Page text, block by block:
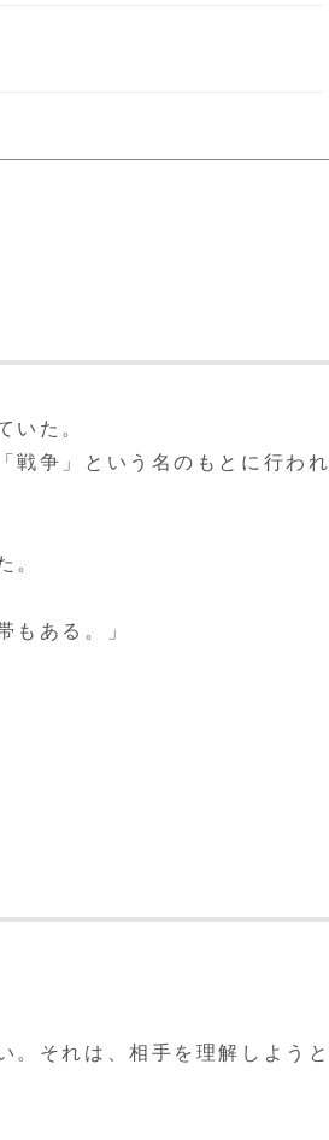
いた。
戦争」という名のもとに行わ
。
もある。」
。それは、相手を理解しよう